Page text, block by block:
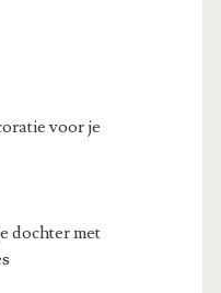
voor je
dochter met